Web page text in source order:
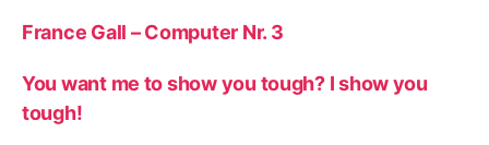
France Gall – Computer Nr. 3
You want me to show you tough? I show you
tough!